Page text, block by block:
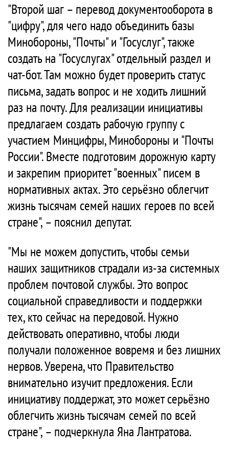
"Второй шаг – перевод документооборота в
"цифру", для чего надо объединить базы
Минобороны, "Почты" и "Госуслуг", также
создать на "Госуслугах" отдельный раздел и
чат-бот. Там можно будет проверить статус
письма, задать вопрос и не ходить лишний
раз на почту. Для реализации инициативы
предлагаем создать рабочую группу с
участием Минцифры, Минобороны и "Почты
России". Вместе подготовим дорожную карту
и закрепим приоритет "военных" писем в
нормативных актах. Это серьёзно облегчит
жизнь тысячам семей наших героев по всей
стране", – пояснил депутат.
"Мы не можем допустить, чтобы семьи
наших защитников страдали из-за системных
проблем почтовой службы. Это вопрос
социальной справедливости и поддержки
тех, кто сейчас на передовой. Нужно
действовать оперативно, чтобы люди
получали положенное вовремя и без лишних
нервов. Уверена, что Правительство
внимательно изучит предложения. Если
инициативу поддержат, это может серьёзно
облегчить жизнь тысячам семей по всей
стране", – подчеркнула Яна Лантратова.